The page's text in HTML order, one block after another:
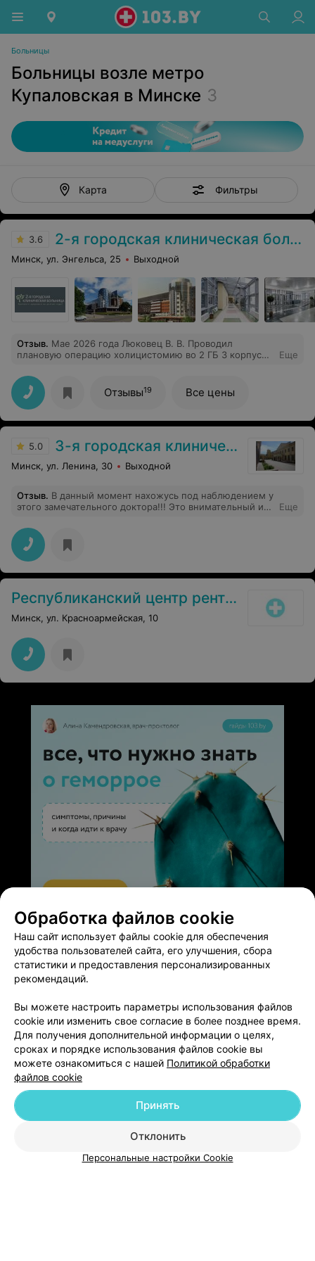
Больницы
Больницы возле метро
Купаловская в Минске 3
Карта Фильтры
3.6 2-я городская клиническая больница
Минск, ул. Энгельса, 25 Выходной
Отзыв. Мае 2026 года Люковец В. В. Проводил
плановую операцию холицистомию во 2 ГБ 3 корпус
чётко, бригада операционной работала слаженно.
Спасибо за возвращение к жизни. Дай бог Валерию
Вячеславовичу и его команде здоровья и долгих лет
жизни! Низкий им поклон!
Еще
Отзывы19 Все цены
5.0 3-я городская клиническая больница имени Е.В.Клумова
Минск, ул. Ленина, 30 Выходной
Отзыв. В данный момент нахожусь под наблюдением у
этого замечательного доктора!!! Это внимательный и
специалист!!! После всех обращений к врачам,
начинаешь ценить и понимать таких врачей, и
благодарить все что можно, за встречу с таким
врачом!!! Благодарю его за его нелёгкий труд и
конкретно за помощь мне и уважительное и заботливо
Еще
Республиканский центр рентгенэндоваскулярной хирургии и интервенционной кардиологии
Минск, ул. Красноармейская, 10
ЭФФЕКТИВНАЯ РЕКЛАМА НА САЙТЕ
Добавить компанию
Добавить специалиста
Новости проекта
Размещение рекламы
Медицинский маркетинг
Публичный договор
Обработка файлов cookie
Наш сайт использует файлы cookie для обеспечения
удобства пользователей сайта, его улучшения, сбора
статистики и предоставления персонализированных
рекомендаций.
Вы можете настроить параметры использования файлов
cookie или изменить свое согласие в более позднее время.
Для получения дополнительной информации о целях,
сроках и порядке использования файлов cookie вы
можете ознакомиться с нашей Политикой обработки
файлов cookie
Отклонить
Принять
Персональные настройки Cookie